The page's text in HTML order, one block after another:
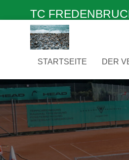
TC
STARTSEITE DER